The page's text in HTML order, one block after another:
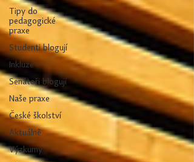
Tipy do
pedagogické
praxe
Studenti blogují
Inkluze
Senátoři blogují
Naše praxe
České školství
Aktuálně
Výzkumy